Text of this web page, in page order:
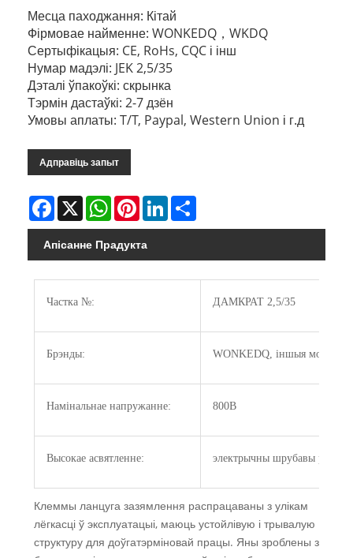
Месца паходжання: Кітай
Фірмовае найменне: WONKEDQ，WKDQ
Сертыфікацыя: CE, RoHs, CQC і інш
Нумар мадэлі: JEK 2,5/35
Дэталі ўпакоўкі: скрынка
Тэрмін дастаўкі: 2-7 дзён
Умовы аплаты: T/T, Paypal, Western Union і г.д
Адправіць запыт
Facebook
X WhatsAppPinterestLinkedIn
Апісанне Прадукта
Частка №: ДАМКРАТ 2,5/35
Брэнды: WONKEDQ, іншыя могуць
Намінальнае напружанне: 800В
Высокае асвятленне: электрычны шрубавы раз'ём
Клеммы ланцуга зазямлення распрацаваны з улікам
лёгкасці ў эксплуатацыі, маюць устойлівую і трывалую
структуру для доўгатэрміновай працы. Яны зроблены з